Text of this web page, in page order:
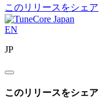
このリリースをシェア
EN
JP
このリリースをシェア